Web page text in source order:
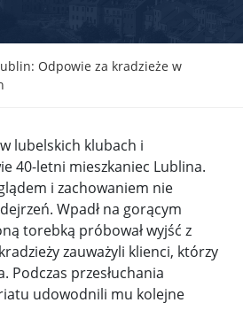
Odpowie za kradzieże w
lubelskich klubach i
40-letni mieszkaniec Lublina.
i zachowaniem nie
Wpadł na gorącym
torebką próbował wyjść z
zauważyli klienci, którzy
Podczas przesłuchania
udowodnili mu kolejne